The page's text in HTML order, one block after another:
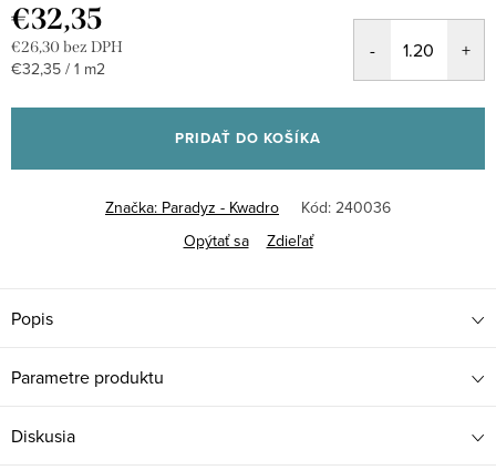
€32,35
€26,30 bez DPH
Jednotková
€32,35 / 1 m2
PRIDAŤ DO KOŠÍKA
Značka: Paradyz - Kwadro Kód: 240036
Opýtať sa
Zdieľať
Popis
Parametre produktu
Diskusia